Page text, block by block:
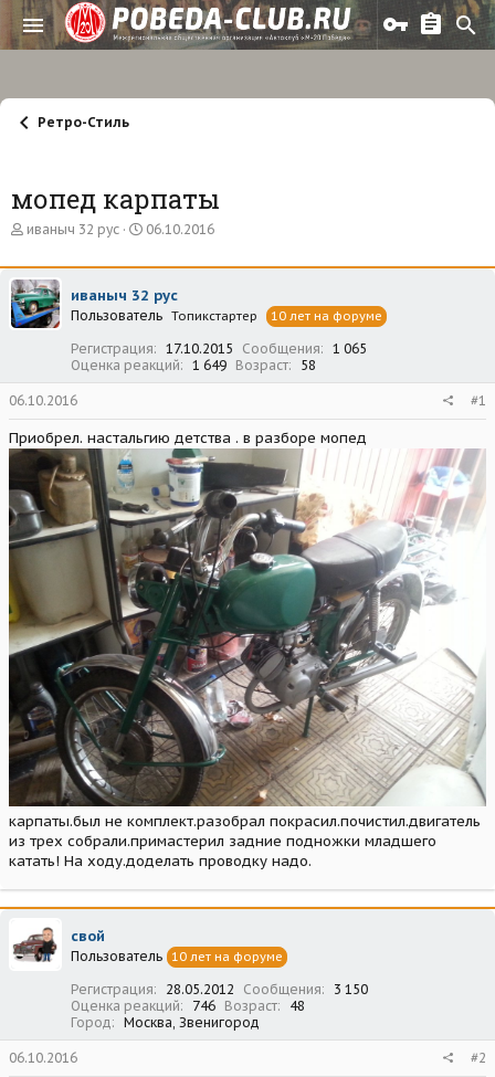
Ретро-Стиль
мопед карпаты
А
т
о
р
т
иваныч 32 рус
Д
т
н
а
а
л
а
06.10.2016
иваныч 32 рус
Пользователь Топикстартер 10 лет на форуме
Регистрация 17.10.2015 Сообщения
1 065
Оценка реакций
1 649 Возраст 58
06.10.2016 #1
Приобрел. настальгию детства . в разборе мопед
карпаты.был не комплект.разобрал покрасил.почистил.двигатель
из трех собрали.примастерил задние подножки младшего
катать! На ходу.доделать проводку надо.
свой
Пользователь 10 лет на форуме
Регистрация 28.05.2012 Сообщения
3 150
Оценка реакций
746 Возраст
48
Город
Москва, Звенигород
06.10.2016 #2